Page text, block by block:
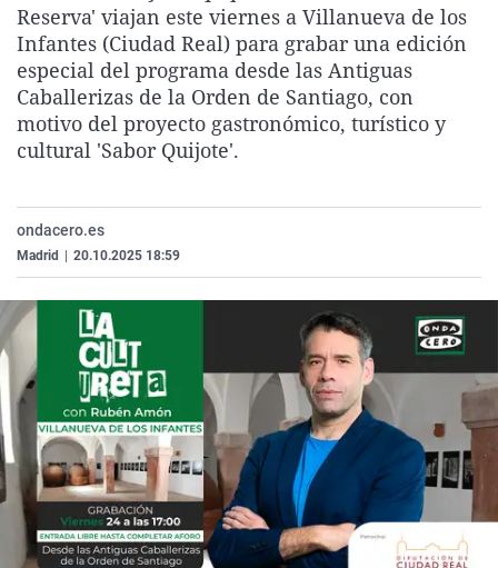
La rosa de los vientos
Gente viajera
Como el perro y el
Caso
Retornados
Equipo de
Operación Viuda
Extremadura
Galicia
La Rioja
Navarra
Virales
Televisión
Elecciones
Reserva' viajan este viernes a Villanueva de los
Infantes (Ciudad Real) para grabar una edición
especial del programa desde las Antiguas
Caballerizas de la Orden de Santiago, con
motivo del proyecto gastronómico, turístico y
cultural 'Sabor Quijote'.
ondacero.es
Madrid 20.10.2025 18:59